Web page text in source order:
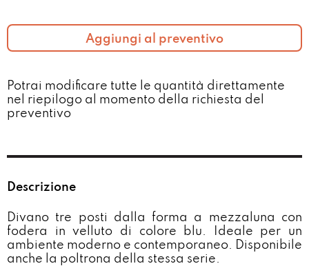
Aggiungi al preventivo
Potrai modificare tutte le quantità direttamente
nel riepilogo al momento della richiesta del
preventivo​
Descrizione
Divano tre posti dalla forma a mezzaluna con
fodera in velluto di colore blu. Ideale per un
ambiente moderno e contemporaneo. Disponibile
anche la poltrona della stessa serie.